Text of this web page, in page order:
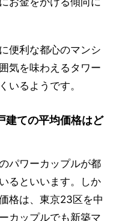
便利な都心のマンシ
気を味わえるタワー
いるようです。
建ての平均価格はど
パワーカップルが都
るといいます。しか
格は、東京23区を中
カップルでも新築マ